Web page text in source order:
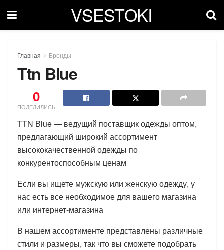
VSESTOKI
Главная Бренды
Ttn Blue
0
ПОДЕЛИЛИСЬ
TTN Blue — ведущий поставщик одежды оптом,
предлагающий широкий ассортимент
высококачественной одежды по
конкурентоспособным ценам
Если вы ищете мужскую или женскую одежду, у
нас есть все необходимое для вашего магазина
или интернет-магазина
В нашем ассортименте представлены различные
стили и размеры, так что вы сможете подобрать